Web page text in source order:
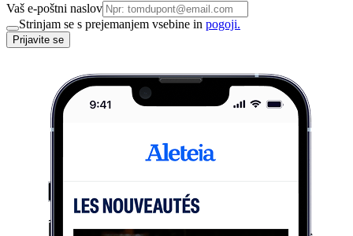
Vaš e-poštni naslov
Strinjam se s prejemanjem vsebine in pogoji.
Prijavite se